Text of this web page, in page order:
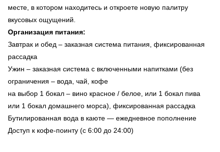
месте, в котором находитесь и откроете новую палитру
вкусовых ощущений.
Организация питания:
Завтрак и обед – заказная система питания, фиксированная
рассадка
Ужин – заказная система с включенными напитками (без
ограничения – вода, чай, кофе
на выбор 1 бокал – вино красное / белое, или 1 бокал пива
или 1 бокал домашнего морса), фиксированная рассадка
Бутилированная вода в каюте — ежедневное пополнение
Доступ к кофе-поинту (с 6:00 до 24:00)